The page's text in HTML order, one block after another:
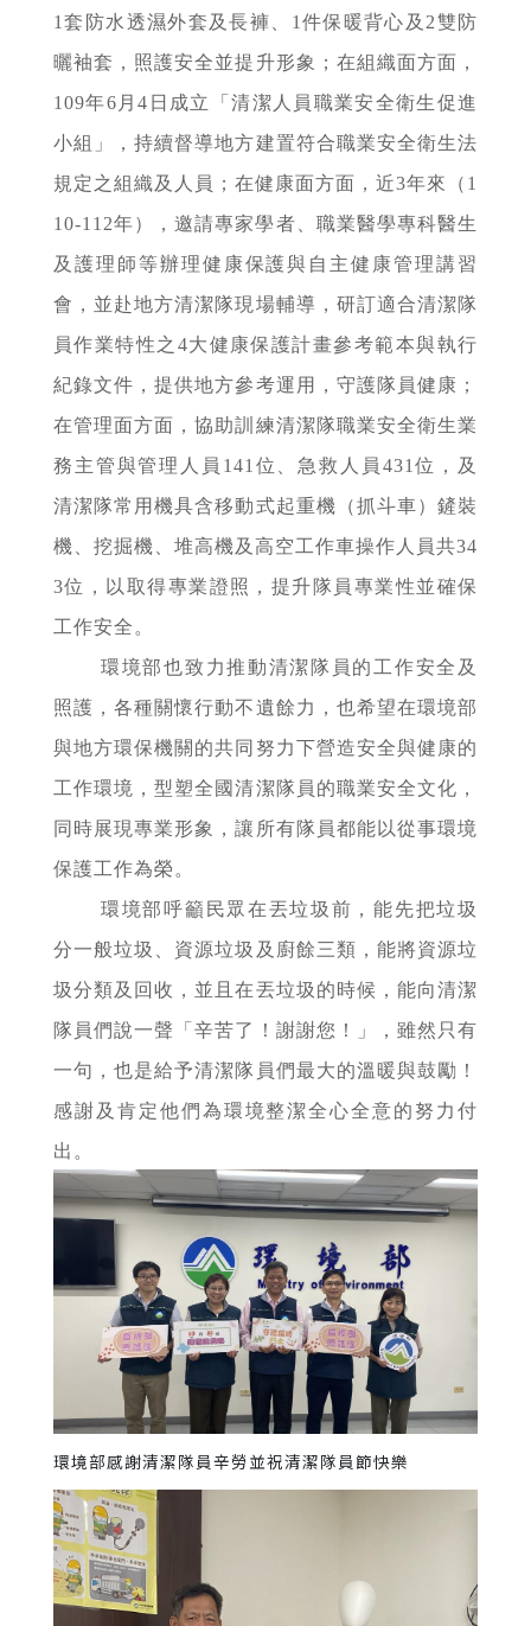
1套防水透濕外套及長褲、1件保暖背心及2雙防
曬袖套，照護安全並提升形象；在組織面方面，
109年6月4日成立「清潔人員職業安全衛生促進
小組」，持續督導地方建置符合職業安全衛生法
規定之組織及人員；在健康面方面，近3年來（1
10-112年），邀請專家學者、職業醫學專科醫生
及護理師等辦理健康保護與自主健康管理講習
會，並赴地方清潔隊現場輔導，研訂適合清潔隊
員作業特性之4大健康保護計畫參考範本與執行
紀錄文件，提供地方參考運用，守護隊員健康；
在管理面方面，協助訓練清潔隊職業安全衛生業
務主管與管理人員141位、急救人員431位，及
清潔隊常用機具含移動式起重機（抓斗車）鏟裝
機、挖掘機、堆高機及高空工作車操作人員共34
3位，以取得專業證照，提升隊員專業性並確保
工作安全。
環境部也致力推動清潔隊員的工作安全及
照護，各種關懷行動不遺餘力，也希望在環境部
與地方環保機關的共同努力下營造安全與健康的
工作環境，型塑全國清潔隊員的職業安全文化，
同時展現專業形象，讓所有隊員都能以從事環境
保護工作為榮。
環境部呼籲民眾在丟垃圾前，能先把垃圾
分一般垃圾、資源垃圾及廚餘三類，能將資源垃
圾分類及回收，並且在丟垃圾的時候，能向清潔
隊員們說一聲「辛苦了！謝謝您！」，雖然只有
一句，也是給予清潔隊員們最大的溫暖與鼓勵！
感謝及肯定他們為環境整潔全心全意的努力付
出。
環境部感謝清潔隊員辛勞並祝清潔隊員節快樂